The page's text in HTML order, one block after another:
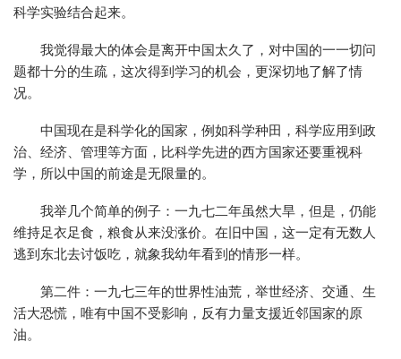
科学实验结合起来。
我觉得最大的体会是离开中国太久了，对中国的一一切问
题都十分的生疏，这次得到学习的机会，更深切地了解了情
况。
中国现在是科学化的国家，例如科学种田，科学应用到政
治、经济、管理等方面，比科学先进的西方国家还要重视科
学，所以中国的前途是无限量的。
我举几个简单的例子：一九七二年虽然大旱，但是，仍能
维持足衣足食，粮食从来没涨价。在旧中国，这一定有无数人
逃到东北去讨饭吃，就象我幼年看到的情形一样。
第二件：一九七三年的世界性油荒，举世经济、交通、生
活大恐慌，唯有中国不受影响，反有力量支援近邻国家的原
油。